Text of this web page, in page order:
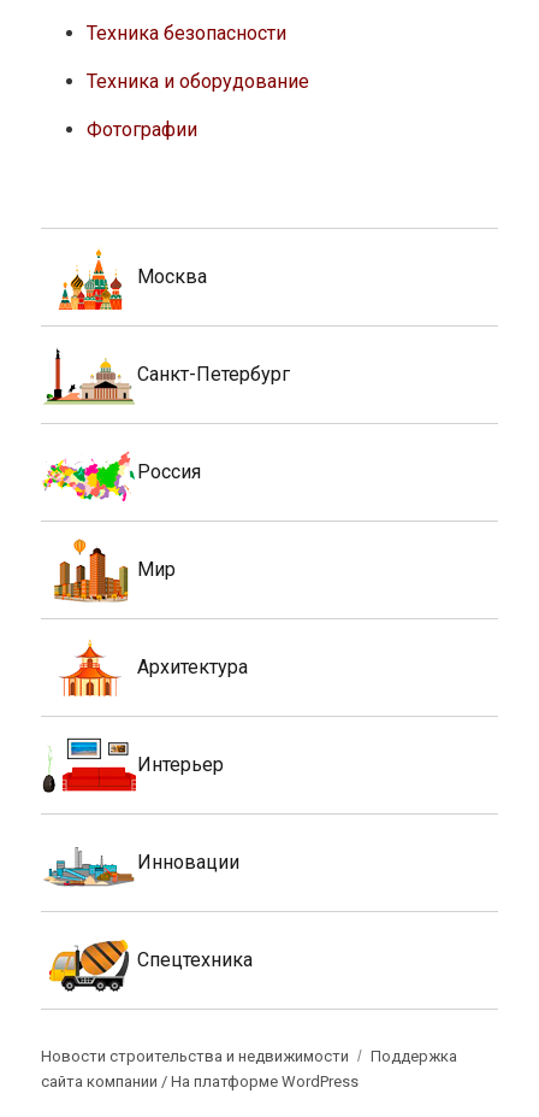
Техника безопасности
Техника и оборудование
Фотографии
Москва
Санкт-Петербург
Россия
Мир
Архитектура
Интерьер
Инновации
Спецтехника
Новости строительства и недвижимости
Поддержка
сайта компании /На платформе WordPress